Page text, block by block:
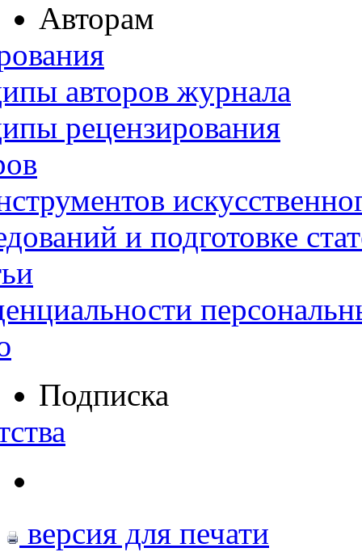
Авторам
авторов журнала
рецензирования
и подготовке
Подписка
версия для печати